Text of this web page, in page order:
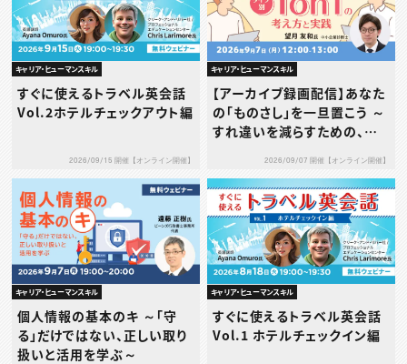
キャリア・ヒューマンスキル
すぐに使えるトラベル英会話
Vol.2ホテルチェックアウト編
2026/09/15 開催【オンライン開催】
キャリア・ヒューマンスキル
【アーカイブ録画配信】あなた
の「ものさし」を一旦置こう ～
すれ違いを減らすための、タ
2026/09/07 開催【オンライン開催】
キャリア・ヒューマンスキル
個人情報の基本のキ ～「守
る」だけではない、正しい取り
扱いと活用を学ぶ～
キャリア・ヒューマンスキル
すぐに使えるトラベル英会話
Vol.1 ホテルチェックイン編